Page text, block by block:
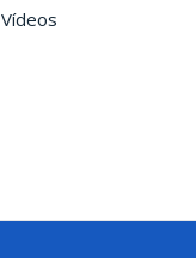
Vídeos